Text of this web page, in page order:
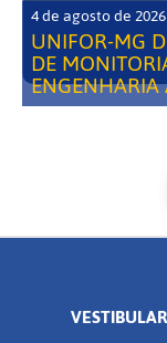
4 de agosto de 2026
UNIFOR-MG
DE
VESTIBULAR